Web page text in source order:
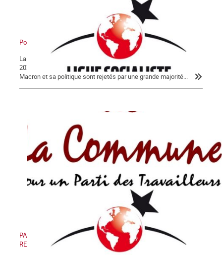
Pour en finir avec Macron !
La Lettre de La Commune, nouvelle série, n° 124 - Jeudi 30 janvier
2020 Après 56 jours d’un conflit historique, c’est peu dire que
Macron et sa politique sont rejetés par une grande majorité...
PAS DE RETRAIT, PAS DE TRÊVE ! PAS DE RETRAIT, PAS DE
RENTRÉE !